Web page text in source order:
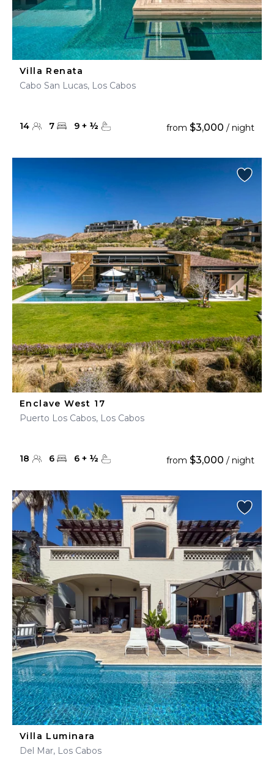
Villa Renata
Cabo San Lucas, Los Cabos
14 7 9 + ½ from $3,000 / night
Enclave West 17
Puerto Los Cabos, Los Cabos
18 6 6 + ½ from $3,000 / night
Villa Luminara
Del Mar, Los Cabos